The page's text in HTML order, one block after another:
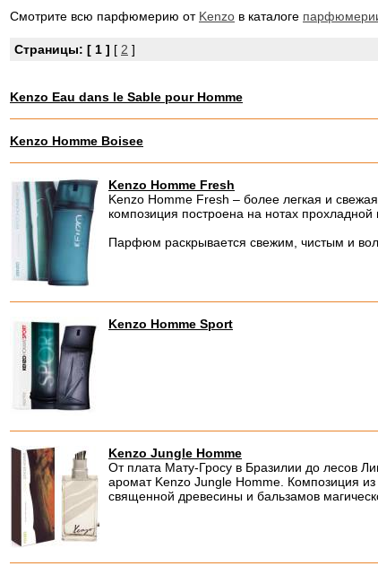
Смотрите всю парфюмерию от Kenzo в каталоге
Страницы: [ 1 ] [ 2 ]
Kenzo Eau dans le Sable pour Homme
Kenzo Homme Boisee
Kenzo Homme Fresh
Kenzo Homme Fresh – более легкая и
композиция построена на нотах прохладной
Парфюм раскрывается свежим, чистым и
Kenzo Homme Sport
Kenzo Jungle Homme
От плата Мату-Гросу в Бразилии до лесов
аромат Kenzo Jungle Homme. Композиция из
священной древесины и бальзамов